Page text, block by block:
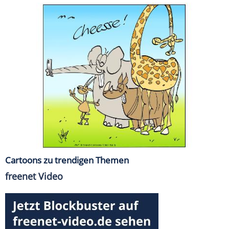
Cartoons zu trendigen Themen
freenet Video